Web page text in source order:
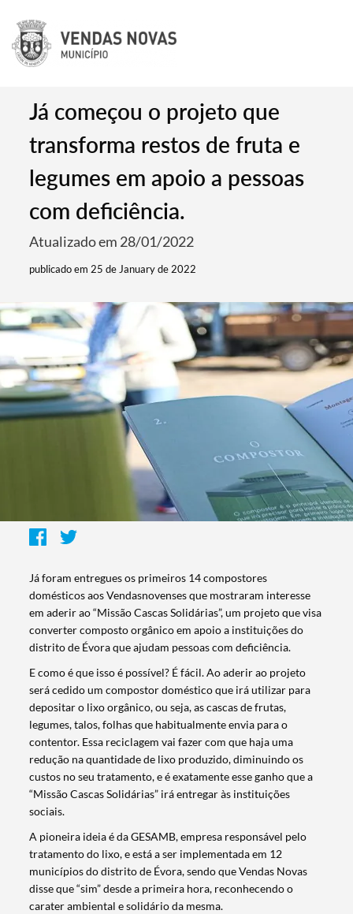
Já começou o projeto que
transforma restos de fruta e
legumes em apoio a pessoas
com deficiência.
Atualizado em 28/01/2022
publicado em 25 de January de 2022
Já foram entregues os primeiros 14 compostores
domésticos aos Vendasnovenses que mostraram interesse
em aderir ao “Missão Cascas Solidárias”, um projeto que visa
converter composto orgânico em apoio a instituições do
distrito de Évora que ajudam pessoas com deficiência.
E como é que isso é possível? É fácil. Ao aderir ao projeto
será cedido um compostor doméstico que irá utilizar para
depositar o lixo orgânico, ou seja, as cascas de frutas,
legumes, talos, folhas que habitualmente envia para o
contentor. Essa reciclagem vai fazer com que haja uma
redução na quantidade de lixo produzido, diminuindo os
custos no seu tratamento, e é exatamente esse ganho que a
“Missão Cascas Solidárias” irá entregar às instituições
sociais.
A pioneira ideia é da GESAMB, empresa responsável pelo
tratamento do lixo, e está a ser implementada em 12
municípios do distrito de Évora, sendo que Vendas Novas
disse que “sim” desde a primeira hora, reconhecendo o
carater ambiental e solidário da mesma.